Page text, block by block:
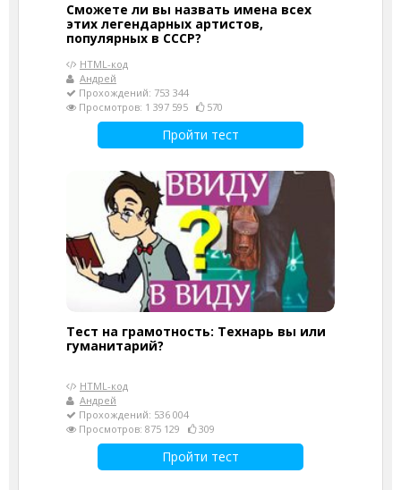
Сможете ли вы назвать имена всех
этих легендарных артистов,
популярных в СССР?
HTML-код
Андрей
Прохождений: 753 344
Просмотров: 1 397 595
570
Пройти тест
Тест на грамотность: Технарь вы или
гуманитарий?
HTML-код
Андрей
Прохождений: 536 004
Просмотров: 875 129
309
Пройти тест